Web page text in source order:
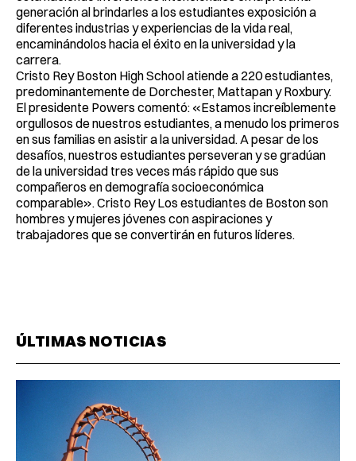
generación al brindarles a los estudiantes exposición a
diferentes industrias y experiencias de la vida real,
encaminándolos hacia el éxito en la universidad y la
carrera.
Cristo Rey Boston High School atiende a 220 estudiantes,
predominantemente de Dorchester, Mattapan y Roxbury.
El presidente Powers comentó: «Estamos increíblemente
orgullosos de nuestros estudiantes, a menudo los primeros
en sus familias en asistir a la universidad. A pesar de los
desafíos, nuestros estudiantes perseveran y se gradúan
de la universidad tres veces más rápido que sus
compañeros en demografía socioeconómica
comparable». Cristo Rey Los estudiantes de Boston son
hombres y mujeres jóvenes con aspiraciones y
trabajadores que se convertirán en futuros líderes.
ÚLTIMAS NOTICIAS